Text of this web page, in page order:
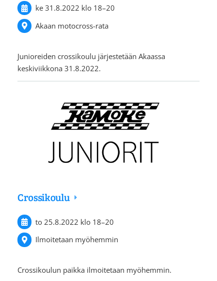
ke 31.8.2022 klo 18–20
Akaan motocross-rata
Junioreiden crossikoulu järjestetään Akaassa
keskiviikkona 31.8.2022.
Crossikoulu
to 25.8.2022 klo 18–20
Ilmoitetaan myöhemmin
Crossikoulun paikka ilmoitetaan myöhemmin.